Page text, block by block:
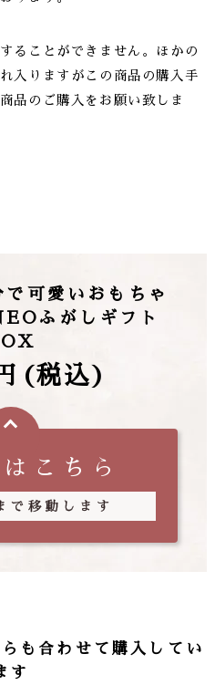
ることができません。ほかの
入りますがこの商品の購入手
品のご購入をお願い致しま
で可愛いおもちゃ
ふがしギフト
(税込)
こちら
で移動します
も合わせて購入してい
す